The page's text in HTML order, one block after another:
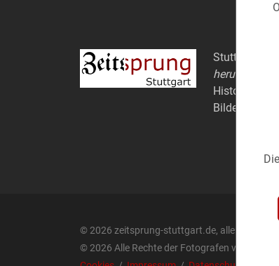
Stuttgart
herum).
Historische
Bildern.
© 2026 zeitsprung-stuttgart.de, alle Rechte
© 2026 Alle Rechte der Fotografen